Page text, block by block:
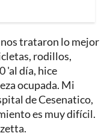
nos trataron lo mejor
rodillos,
'al día, hice
ocupada. Mi
de Cesenatico,
es muy difícil.